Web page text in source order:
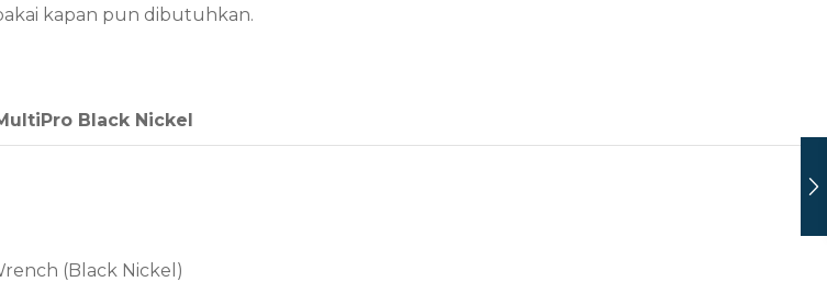
kapan pun dibutuhkan.
Black Nickel
(Black Nickel)